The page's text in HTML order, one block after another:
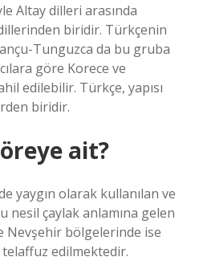
Altay dilleri arasında
dillerinden biridir. Türkçenin
Tunguzca da bu gruba
göre Korece ve
edilebilir. Türkçe, yapısı
biridir.
ait?
yaygın olarak kullanılan ve
nesil çaylak anlamına gelen
Nevşehir bölgelerinde ise
telaffuz edilmektedir.